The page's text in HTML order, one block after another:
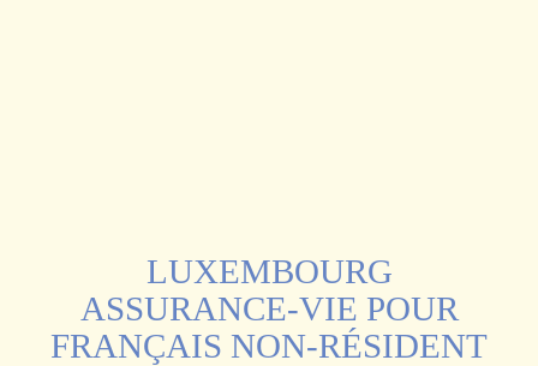
LUXEMBOURG
ASSURANCE-VIE POUR
FRANÇAIS NON-RÉSIDENT